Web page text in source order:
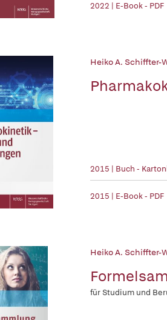
2022 | E-Book - PDF
Heiko A. Schiffter-
2015 | Buch -
2015 | E-Book - PDF
Heiko A. Schiffter-
für Studium und